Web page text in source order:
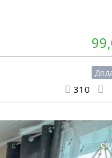
310